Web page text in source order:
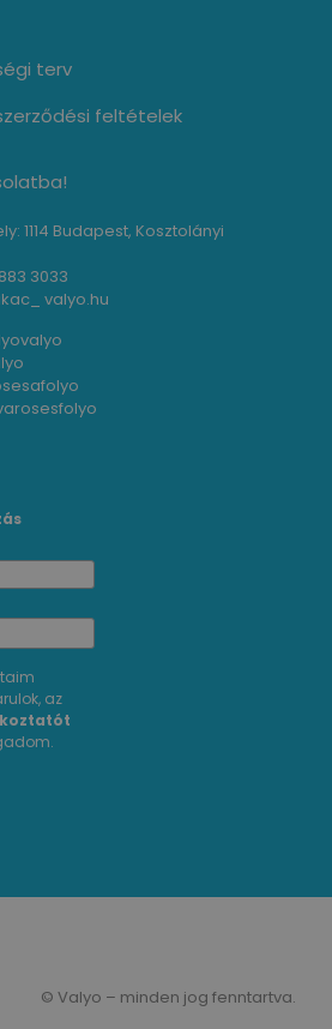
terv
feltételek
1114 Budapest, Kosztolányi
3033
valyo.hu
az
© Valyo – minden jog fenntartva.